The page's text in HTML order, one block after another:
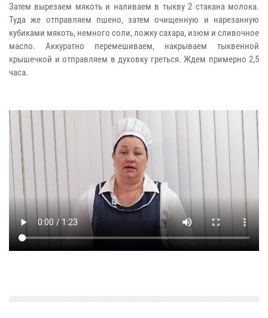
Затем вырезаем мякоть и наливаем в тыкву 2 стакана молока.
Туда же отправляем пшено, затем очищенную и нарезанную
кубиками мякоть, немного соли, ложку сахара, изюм и сливочное
масло. Аккуратно перемешиваем, накрываем тыквенной
крышечкой и отправляем в духовку греться. Ждем примерно 2,5
часа.